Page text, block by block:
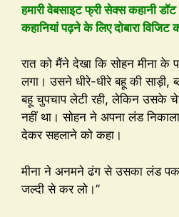
हमारी वेबसाइट फ्री सेक्स कहानी
कहानियां पढ़ने के लिए दोबारा विजिट
रात को मैंने देखा कि सोहन मीना के
लगा। उसने धीरे-धीरे बहू की साड़ी,
बहू चुपचाप लेटी रही, लेकिन उसके
नहीं था। सोहन ने अपना लंड
देकर सहलाने को कहा।
मीना ने अनमने ढंग से उसका लंड
जल्दी से कर लो।”